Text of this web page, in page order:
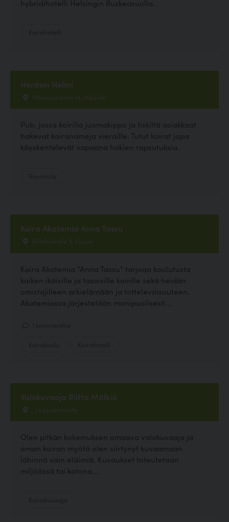
hybridihotelli Helsingin Ruskeasuolla.
Heräsin Helmi
Hitsaajankatu 14, Helsinki
Pub, jossa koirilla juomakippo ja tiskiltä asiakkaat
hakevat koiranameja vieraille. Tutut koirat jopa
käyskentelevät vapaana hakien rapsutuksia.
Koira Akatemia Anna Tassu
Riilahdentie 5, Espoo
Koira Akatemia "Anna Tassu" tarjoaa koulutusta
kaiken ikäisille ja tasoisille koirille sekä heidän
omistajilleen arkielämään ja tottelevaisuuteen.
Akatemiassa järjestetään monipuolisesti...
Valokuvaaja Riitta Mälkiä
, Lappeenranta
Olen pitkän kokemuksen omaava valokuvaaja ja
oman koiran myötä olen siirtynyt kuvaamaan
lähinnä vain eläimiä. Kuvaukset toteutetaan
miljöössä tai kotona....